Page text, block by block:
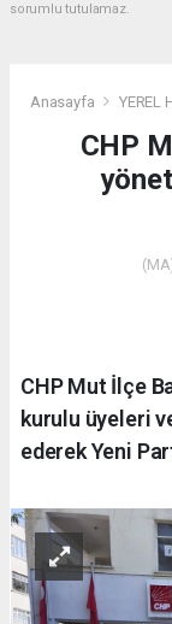
sorumlu tutulamaz.
Anasayfa YEREL
CHP
CHP Mut İlçe
kurulu üyeleri
ederek Yeni